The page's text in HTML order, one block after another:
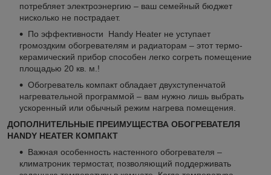
потребляет электроэнергию – ваш семейный бюджет
нисколько не пострадает.
По эффективности Handy Heater не уступает
громоздким обогревателям и радиаторам – этот термо-
керамический прибор способен легко согреть помещение
площадью 20 кв. м.!
Обогреватель компакт обладает двухступенчатой
нагревательной программой – вам нужно лишь выбрать
ускоренный или обычный режим нагрева помещения.
ДОПОЛНИТЕЛЬНЫЕ ПРЕИМУЩЕСТВА ОБОГРЕВАТЕЛЯ
HANDY HEATER КОМПАКТ
Важная особенность настенного обогревателя –
климатроник термостат, позволяющий поддерживать